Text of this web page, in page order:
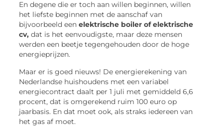
En degene die er toch aan willen beginnen, willen
het liefste beginnen met de aanschaf van
bijvoorbeeld eenelektrische boiler of elektrische
cv, dat is het eenvoudigste, maar deze mensen
werden een beetje tegengehouden door de hoge
energieprijzen.
Maar er is goed nieuws! De energierekening van
Nederlandse huishoudens met een variabel
energiecontract daalt per 1 juli met gemiddeld 6,6
procent, dat is omgerekend ruim 100 euro op
jaarbasis. En dat moet ook, als straks iedereen van
het gas af moet.